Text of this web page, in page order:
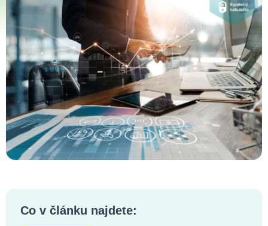
Co v článku najdete: